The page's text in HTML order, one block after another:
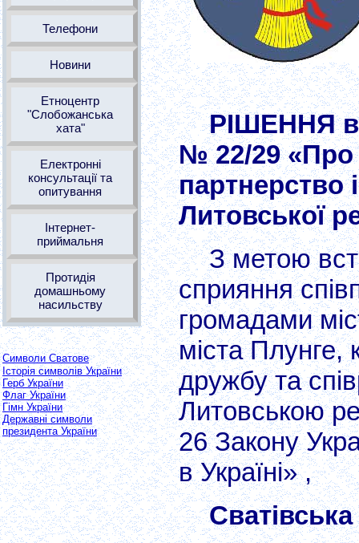
Телефони
Новини
Етноцентр
"Слобожанська
хата"
Електронні
консультації та
опитування
Інтернет-
приймальня
Протидія
домашньому
насильству
Символи Сватове
Історія символів України
Герб України
Флаг України
Гімн України
Державні символи
президента України
РІШЕННЯ
№ 22/29 «Про
партнерство
Литовської
З метою
сприяння
громадами
міста
дружбу та
Литовською
26 Закону
в Україні» ,